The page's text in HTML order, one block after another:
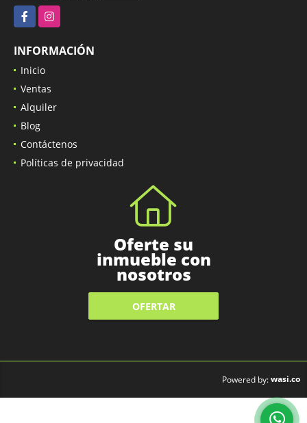
FacebookInstagram
INFORMACIÓN
Inicio
Ventas
Alquiler
Blog
Contáctenos
Políticas de privacidad
Oferte su
inmueble con
nosotros
OFERTAR
Powered by:wasi.co